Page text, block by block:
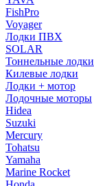
FishPro
Voyager
Лодки ПВХ
SOLAR
Тоннельные лодки
Килевые лодки
Лодки + мотор
Лодочные моторы
Hidea
Suzuki
Mercury
Tohatsu
Yamaha
Marine Rocket